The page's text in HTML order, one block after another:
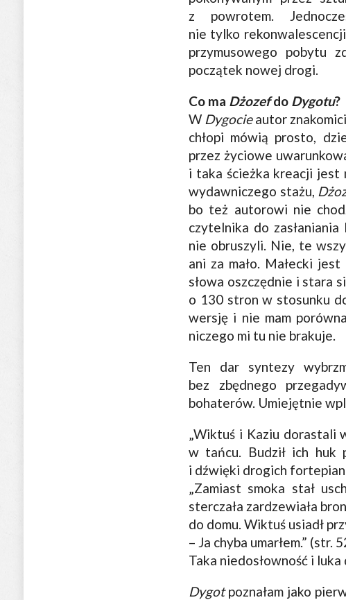
z powrotem.
nie tylko
przymusowego pobytu
początek nowej drogi.
Co ma Dżozefdo Dygotu?
W Dygocieautor
chłopi mówią prosto,
przez życiowe
i taka ścieżka kreacji jest
wydawniczego stażu,
bo też autorowi nie
czytelnika do
nie obruszyli. Nie, te
ani za mało. Małecki
słowa oszczędnie i stara
o 130 stron w stosunku
wersję i nie mam
niczego mi tu nie brakuje.
Ten dar syntezy
bez zbędnego
bohaterów. Umiejętnie
„Wiktuś i Kaziu dorastali
w tańcu. Budził ich huk
i dźwięki drogich
„Zamiast smoka stał
sterczała zardzewiała
do domu. Wiktuś usiadł
– Ja chyba umarłem.” (str.
Taka niedosłowność i
Dygotpoznałam jako